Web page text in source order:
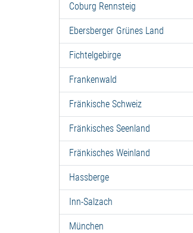
Coburg Rennsteig
Ebersberger Grünes Land
Fichtelgebirge
Frankenwald
Fränkische Schweiz
Fränkisches Seenland
Fränkisches Weinland
Hassberge
Inn-Salzach
München